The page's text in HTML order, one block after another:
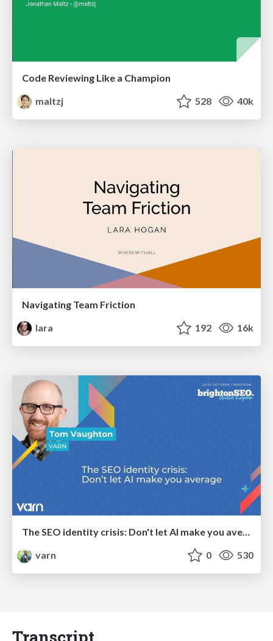
Code Reviewing Like a Champion
maltzj
528 40k
Navigating Team Friction
lara
192 16k
The SEO identity crisis: Don't let AI make you average
varn
0 530
Transcript